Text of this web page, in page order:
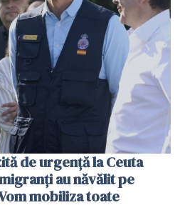
de urgență la Ceuta
au năvălit pe
mobiliza toate